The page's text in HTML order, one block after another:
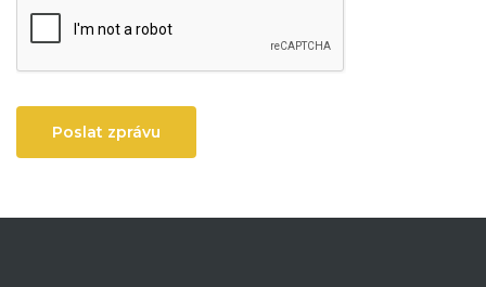
Poslat zprávu